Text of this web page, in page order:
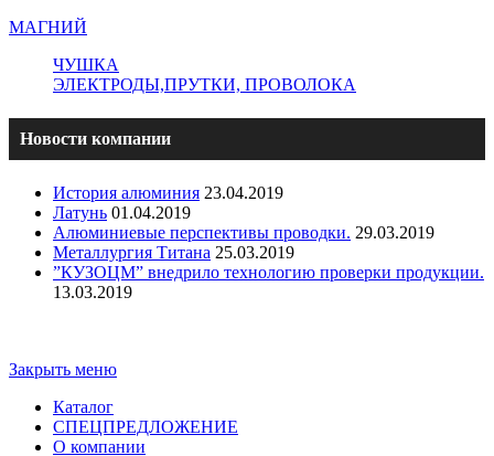
МАГНИЙ
ЧУШКА
ЭЛЕКТРОДЫ,ПРУТКИ, ПРОВОЛОКА
Новости компании
История алюминия 23.04.2019
Латунь 01.04.2019
Алюминиевые перспективы проводки. 29.03.2019
Металлургия Титана 25.03.2019
”КУЗОЦМ” внедрило технологию проверки продукции.
13.03.2019
Закрыть меню
Каталог
СПЕЦПРЕДЛОЖЕНИЕ
О компании